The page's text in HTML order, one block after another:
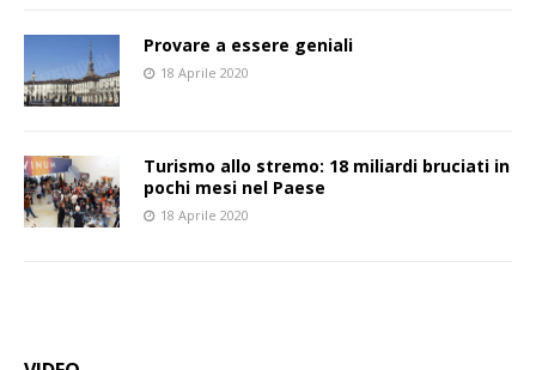
Provare a essere geniali
18 Aprile 2020
Turismo allo stremo: 18 miliardi bruciati in
pochi mesi nel Paese
18 Aprile 2020